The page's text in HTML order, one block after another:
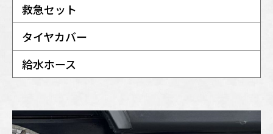
救急セット
タイヤカバー
給水ホース